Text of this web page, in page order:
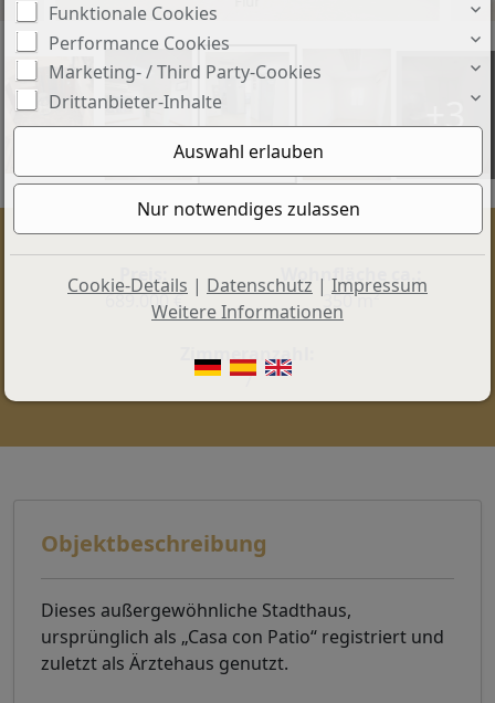
+3
Preis:
689.000 €
Wohnfläche ca.:
350 m²
Zimmeranzahl:
7
Objektbeschreibung
Dieses außergewöhnliche Stadthaus,
ursprünglich als „Casa con Patio“ registriert und
zuletzt als Ärztehaus genutzt.
Funktionale Cookies
Performance Cookies
Marketing- / Third Party-Cookies
Drittanbieter-Inhalte
Cookie-Details | Datenschutz | Impressum
Weitere Informationen